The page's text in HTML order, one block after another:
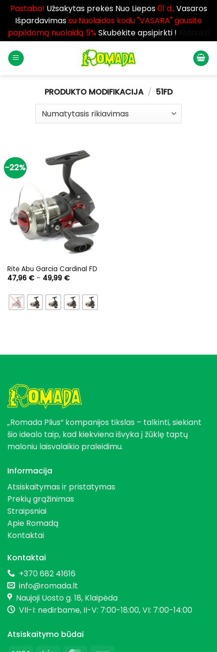
Pastaba! Užsakytas prekes Nuo Liepos01 d.,Vasaros
Išpardavimassu Nuolaidos kodu "VASARA" gausite
papildomą nuolaidą 5%Skubėkite apsipirkti !
PRODUKTO MODIFIKACIJA / 51FD
-22%
Ritė Abu Garcia Cardinal FD
47,96 € – 49,99 €Price
through
49,99 €
„Romada Plius“ kompanijos tikslas – talkinti, siekiant
šio idealo taip, kad kiekviena išvyka į žūklę taptų
maloniu laisvalaikio praleidimu.
Informacija
Atsiskaitymas ir pristatymas
Prekių grąžinimas
Straipsniai
Apie Romadą
Kontaktai
Kontaktai
+370 682 41616
info@romada.lt
Naujoji Uosto g. 18, Klaipėda
VII-I: nedirbame, II-V: 7:00-18:00, VI: 7:00-14:00
Atsiskaitymo būdai